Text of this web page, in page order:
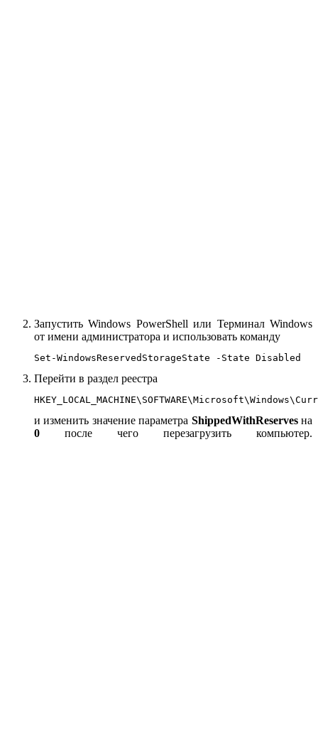
Запустить Windows PowerShell или Терминал Windows
от имени администратора и использовать команду
Set-WindowsReservedStorageState -State Disabled
Перейти в раздел реестра
и изменить значение параметра ShippedWithReservesна
0 после чего перезагрузить компьютер.